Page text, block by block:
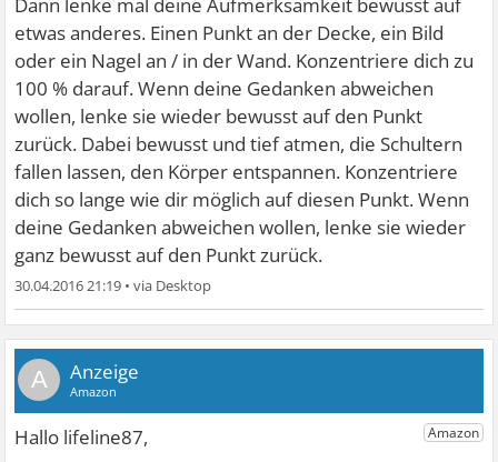
etwas anderes. Einen Punkt an der Decke, ein Bild
oder ein Nagel an / in der Wand. Konzentriere dich zu
100 % darauf. Wenn deine Gedanken abweichen
wollen, lenke sie wieder bewusst auf den Punkt
zurück. Dabei bewusst und tief atmen, die Schultern
fallen lassen, den Körper entspannen. Konzentriere
dich so lange wie dir möglich auf diesen Punkt. Wenn
deine Gedanken abweichen wollen, lenke sie wieder
ganz bewusst auf den Punkt zurück.
30.04.2016 21:19 •
A